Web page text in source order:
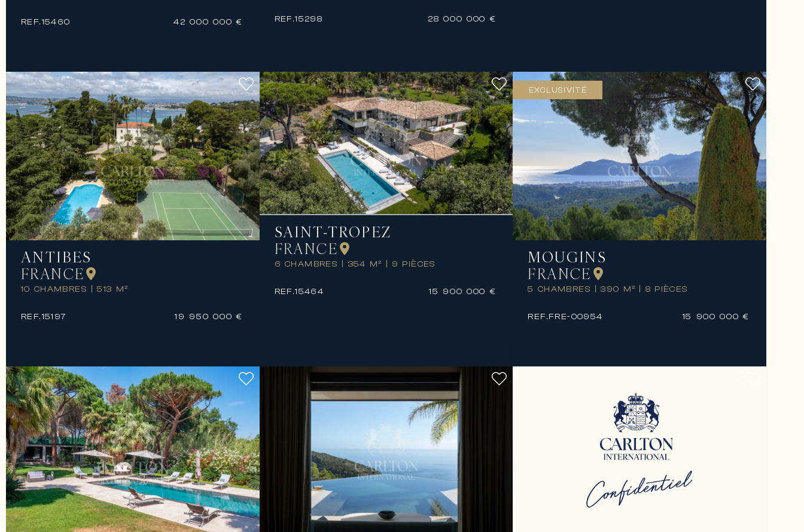
REF.15460 42 000 000 € REF.15298 28 000 000 €
ANTIBES
FRANCE
10 CHAMBRES 513 M²
REF.15197 19 950 000 €
SAINT-TROPEZ
FRANCE
6 CHAMBRES 354 M² 9 PIÈCES
REF.15464 15 900 000 €
EXCLUSIVITÉ
MOUGINS
FRANCE
5 CHAMBRES 390 M² 8 PIÈCES
REF.FRE-00954 15 900 000 €